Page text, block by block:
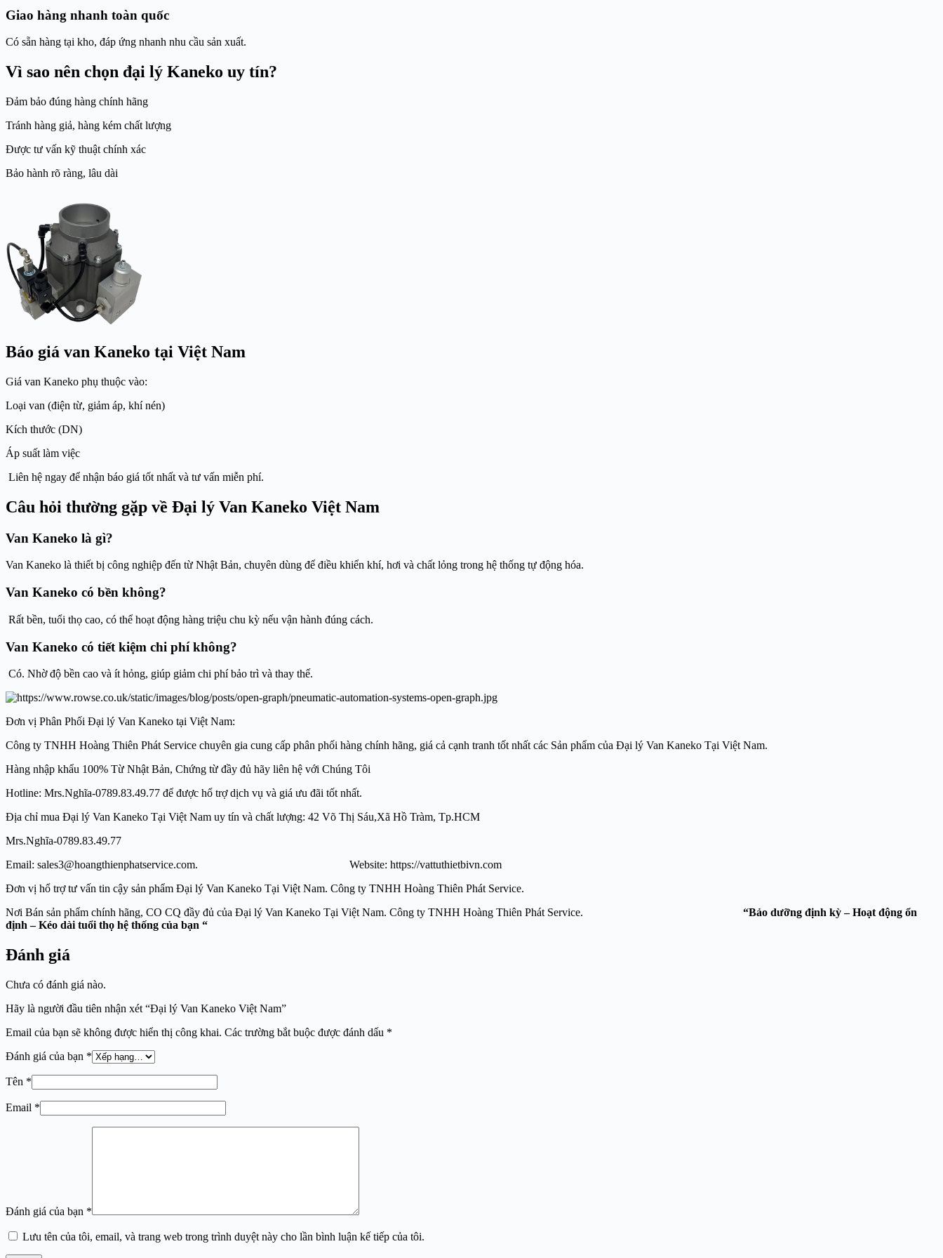
Giao hàng nhanh toàn quốc
Có sẵn hàng tại kho, đáp ứng nhanh nhu cầu sản xuất.
Vì sao nên chọn đại lý Kaneko uy tín?
Đảm bảo đúng hàng chính hãng
Tránh hàng giả, hàng kém chất lượng
Được tư vấn kỹ thuật chính xác
Bảo hành rõ ràng, lâu dài
Báo giá van Kaneko tại Việt Nam
Giá van Kaneko phụ thuộc vào:
Loại van (điện từ, giảm áp, khí nén)
Kích thước (DN)
Áp suất làm việc
Liên hệ ngay để nhận báo giá tốt nhất và tư vấn miễn phí.
Câu hỏi thường gặp về Đại lý Van Kaneko Việt Nam
Van Kaneko là gì?
Van Kaneko là thiết bị công nghiệp đến từ Nhật Bản, chuyên dùng để điều khiển khí, hơi và chất lỏng trong hệ thống tự động hóa.
Van Kaneko có bền không?
Rất bền, tuổi thọ cao, có thể hoạt động hàng triệu chu kỳ nếu vận hành đúng cách.
Van Kaneko có tiết kiệm chi phí không?
Có. Nhờ độ bền cao và ít hỏng, giúp giảm chi phí bảo trì và thay thế.
Đơn vị Phân Phối Đại lý Van Kaneko tại Việt Nam:
Công ty TNHH Hoàng Thiên Phát Service chuyên gia cung cấp phân phối hàng chính hãng, giá cả cạnh tranh tốt nhất các Sản phẩm của Đại lý Van Kaneko Tại Việt Nam.
Hàng nhập khẩu 100% Từ Nhật Bản, Chứng từ đầy đủ hãy liên hệ với Chúng Tôi
Hotline: Mrs.Nghĩa-0789.83.49.77 để được hổ trợ dịch vụ và giá ưu đãi tốt nhất.
Địa chỉ mua Đại lý Van Kaneko Tại Việt Nam uy tín và chất lượng: 42 Võ Thị Sáu,Xã Hồ Tràm, Tp.HCM
Mrs.Nghĩa-0789.83.49.77
Email: sales3@hoangthienphatservice.com. Website: https://vattuthietbivn.com
Đơn vị hổ trợ tư vấn tin cậy sản phẩm Đại lý Van Kaneko Tại Việt Nam. Công ty TNHH Hoàng Thiên Phát Service.
Nơi Bán sản phẩm chính hãng, CO CQ đầy đủ của Đại lý Van Kaneko Tại Việt Nam. Công ty TNHH Hoàng Thiên Phát Service. “Bảo dưỡng định kỳ – Hoạt động ổn
định – Kéo dài tuổi thọ hệ thống của bạn “
Đánh giá
Chưa có đánh giá nào.
Hãy là người đầu tiên nhận xét “Đại lý Van Kaneko Việt Nam”
Email của bạn sẽ không được hiển thị công khai. Các trường bắt buộc được đánh dấu *
Đánh giá của bạn *
Tên *
Email *
Đánh giá của bạn *
Lưu tên của tôi, email, và trang web trong trình duyệt này cho lần bình luận kế tiếp của tôi.